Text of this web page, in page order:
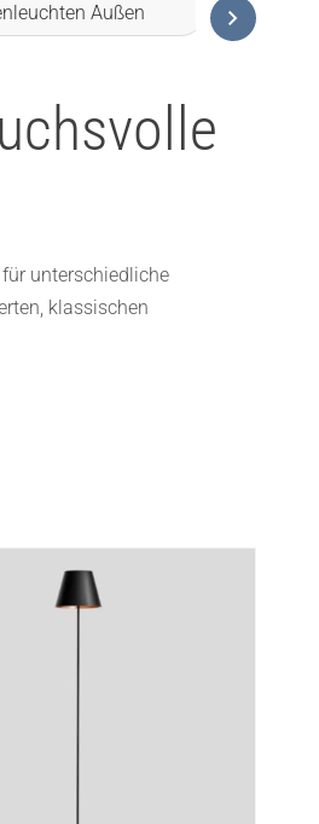
Außen
unterschiedliche
klassischen